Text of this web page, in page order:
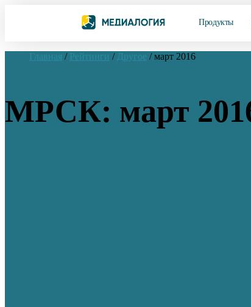
Продукты
Главная / Рейтинги / Другое / март 2016
МРСК: март